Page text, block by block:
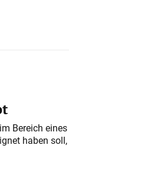
Bereich eines
haben soll,